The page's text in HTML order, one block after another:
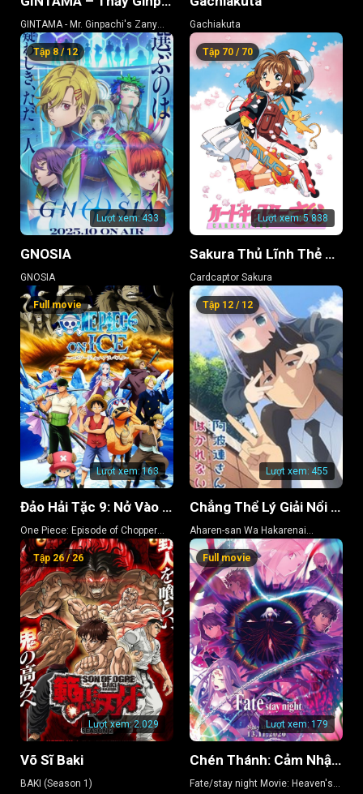
GINTAMA - Mr. Ginpachi's Zany
Class
Gachiakuta
Lượt xem: 433
Tập 8 / 12
GNOSIA
GNOSIA
Lượt xem:5.838
Tập 70 / 70
Sakura Thủ Lĩnh Thẻ Bài
Cardcaptor Sakura
Lượt xem: 163
Full movie
Đảo Hải Tặc 9: Nở Vào Mùa Đông, Hoa Sakura Diệu Kỳ
One Piece: Episode of Chopper
Plus: Bloom in the Winter, Miracle
Cherry Blossom
Lượt xem: 455
Tập 12 / 12
Chẳng Thể Lý Giải Nổi Aharen-san (Phần 2)
Aharen-san Wa Hakarenai
(Season 2)
Lượt xem:2.029
Tập 26 / 26
Võ Sĩ Baki
BAKI (Season 1)
Lượt xem:179
Full movie
Chén Thánh: Cảm Nhận Thiên Đường 3 – Khúc Xuân Ca
Fate/stay night Movie: Heaven's